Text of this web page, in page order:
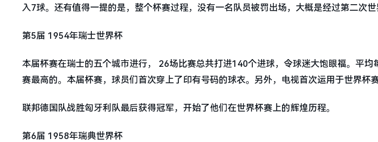
入7球。还有值得一提的是，整个杯赛过程，没有一名队员被罚出场，大概是经过第二次
第5届 1954年瑞士世界杯
本届杯赛在瑞士的五个城市进行， 26场比赛总共打进140个进球，令球迷大饱眼福。平
赛最高的。本届杯赛，球员们首次穿上了印有号码的球衣。另外，电视首次运用于世界杯赛
联邦德国队战胜匈牙利队最后获得冠军，开始了他们在世界杯赛上的辉煌历程。
第6届 1958年瑞典世界杯